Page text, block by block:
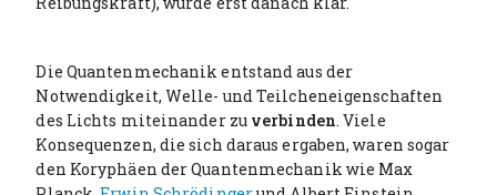
Die Quantenmechanik entstand aus der
Notwendigkeit, Welle- und Teilcheneigenschaften
des Lichts miteinander zu verbinden. Viele
Konsequenzen, die sich daraus ergaben, waren sogar
den Koryphäen der Quantenmechanik wie Max